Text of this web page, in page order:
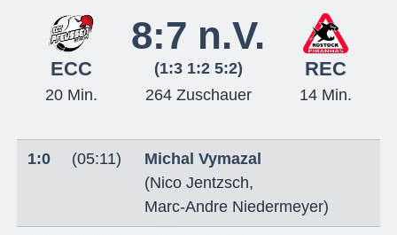
ECC
8:7 n.V.
(1:3 1:2 5:2) REC
20 Min. 264 Zuschauer 14 Min.
1:0 (05:11)
Michal Vymazal
(Nico Jentzsch,
Marc-Andre Niedermeyer)